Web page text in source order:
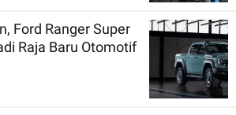
Ford Ranger Super
Raja Baru Otomotif